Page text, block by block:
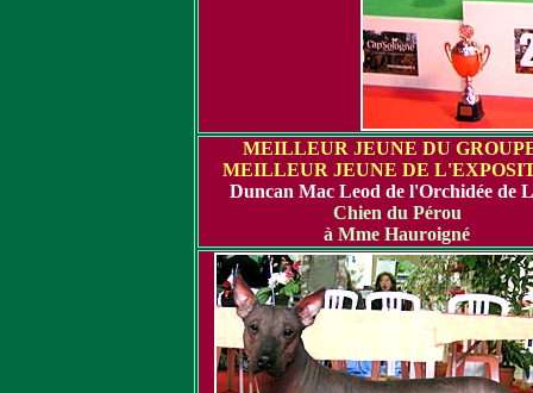
MEILLEUR JEUNE DU
MEILLEUR JEUNE DE
Duncan Mac Leod de l'Orchidée de
Chien du Pérou
à Mme Hauroigné